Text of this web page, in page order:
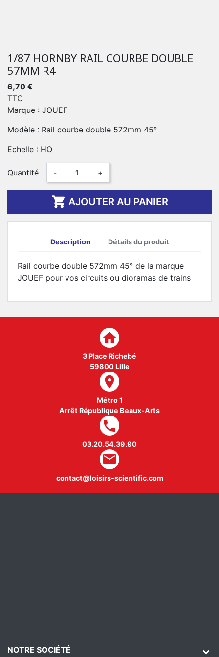
1/87 HORNBY RAIL COURBE DOUBLE
57MM R4
6,70 €
TTC
Marque : JOUEF
Modèle : Rail courbe double 572mm 45°
Echelle : HO
Quantité - +
 AJOUTER AU PANIER
Description Détails du produit
Rail courbe double 572mm 45° de la marque
JOUEF pour vos circuits ou dioramas de trains
home
3 Place Richebé
59800 Lille
room
Métro 1
Arrêt République Beaux-Arts
local_phone
03.20.54.39.90
mail
contact@loisirs-scientific.com
NOTRE SOCIÉTÉ